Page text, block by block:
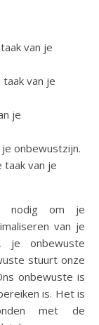
van je
van je
je
onbewustzijn.
taak van je
nodig om je
van je
je onbewuste
stuurt onze
onbewuste is
is. Het is
met de